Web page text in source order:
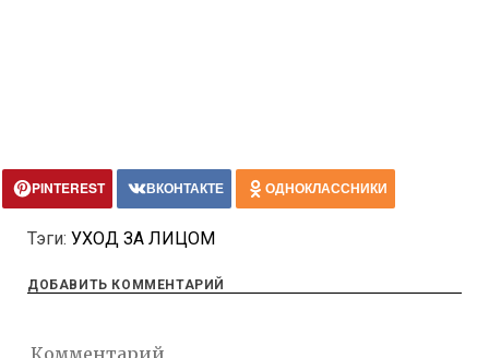
PINTEREST ВКОНТАКТЕ ОДНОКЛАССНИКИ
Тэги: УХОД ЗА ЛИЦОМ
ДОБАВИТЬ КОММЕНТАРИЙ